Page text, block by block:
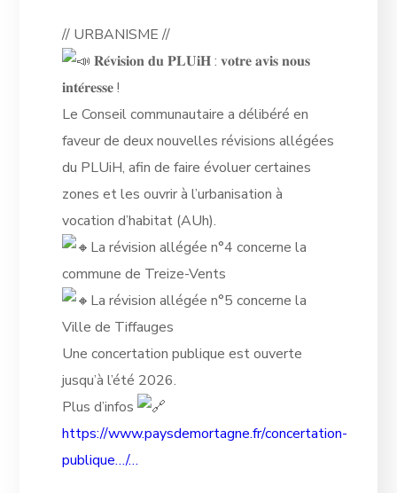
// URBANISME //
𝐑𝐞́𝐯𝐢𝐬𝐢𝐨𝐧 𝐝𝐮 𝐏𝐋𝐔𝐢𝐇 : 𝐯𝐨𝐭𝐫𝐞 𝐚𝐯𝐢𝐬 𝐧𝐨𝐮𝐬
𝐢𝐧𝐭𝐞́𝐫𝐞𝐬𝐬𝐞 !
Le Conseil communautaire a délibéré en
faveur de deux nouvelles révisions allégées
du PLUiH, afin de faire évoluer certaines
zones et les ouvrir à l’urbanisation à
vocation d’habitat (AUh).
La révision allégée n°4 concerne la
commune de Treize-Vents
La révision allégée n°5 concerne la
Ville de Tiffauges
Une concertation publique est ouverte
jusqu’à l’été 2026.
Plus d’infos
https://www.paysdemortagne.fr/concertation-
publique…/…